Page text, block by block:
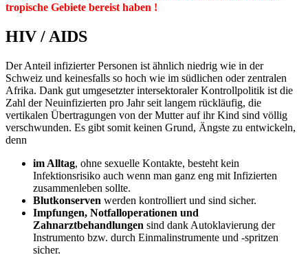
tropische Gebiete bereist haben !
HIV / AIDS
Der Anteil infizierter Personen ist ähnlich niedrig wie in der
Schweiz und keinesfalls so hoch wie im südlichen oder zentralen
Afrika. Dank gut umgesetzter intersektoraler Kontrollpolitik ist die
Zahl der Neuinfizierten pro Jahr seit langem rückläufig, die
vertikalen Übertragungen von der Mutter auf ihr Kind sind völlig
verschwunden. Es gibt somit keinen Grund, Ängste zu entwickeln,
denn
im Alltag, ohne sexuelle Kontakte, besteht kein
Infektionsrisiko auch wenn man ganz eng mit Infizierten
zusammenleben sollte.
Blutkonserven werden kontrolliert und sind sicher.
Impfungen, Notfalloperationen und
Zahnarztbehandlungen sind dank Autoklavierung der
Instrumento bzw. durch Einmalinstrumente und -spritzen
sicher.